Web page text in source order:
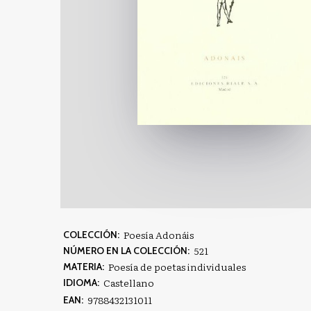
COLECCIÓN: Poesía Adonáis
NÚMERO EN LA COLECCIÓN: 521
MATERIA: Poesía de poetas individuales
IDIOMA: Castellano
EAN: 9788432131011